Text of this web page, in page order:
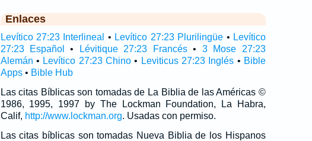
Enlaces
Levítico 27:23 Interlineal • Levítico 27:23 Plurilingüe • Levítico
27:23 Español
• Lévitique 27:23 Francés• 3 Mose 27:23
Alemán • Levítico 27:23 Chino• Leviticus 27:23 Inglés • Bible
Apps• Bible Hub
Las citas Bíblicas son tomadas de La Biblia de las Américas ©
1986, 1995, 1997 by The Lockman Foundation, La Habra,
Calif, http://www.lockman.org. Usadas con permiso.
Las citas bíblicas son tomadas Nueva Biblia de los Hispanos